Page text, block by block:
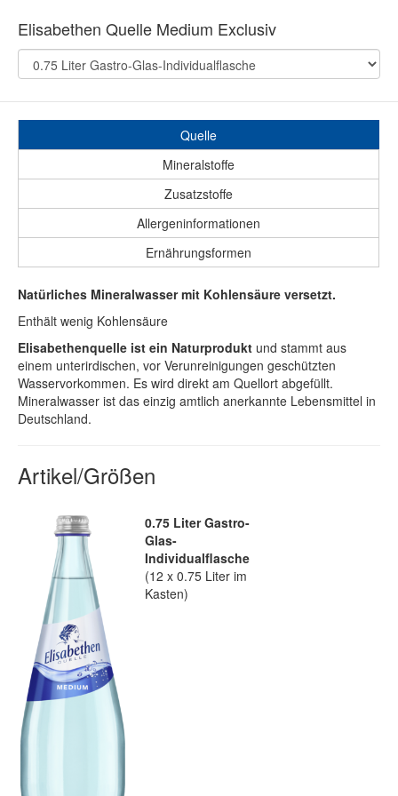
Elisabethen Quelle Medium Exclusiv
Quelle
Mineralstoffe
Zusatzstoffe
Allergeninformationen
Ernährungsformen
Natürliches Mineralwasser mit Kohlensäure versetzt.
Enthält wenig Kohlensäure
Elisabethenquelle ist ein Naturprodukt und stammt aus
einem unterirdischen, vor Verunreinigungen geschützten
Wasservorkommen. Es wird direkt am Quellort abgefüllt.
Mineralwasser ist das einzig amtlich anerkannte Lebensmittel in
Deutschland.
Artikel/Größen
0.75 Liter Gastro-
Glas-
Individualflasche
(12 x 0.75 Liter im
Kasten)